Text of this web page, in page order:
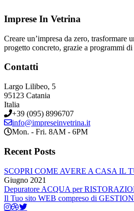
Imprese In Vetrina
Creare un’impresa da zero, trasformare
progetto concreto, grazie a programmi
Contatti
Largo Lilibeo, 5
95123 Catania
Italia
+39 (095) 8996707
info@impreseinvetrina.it
Mon. - Fri. 8AM - 6PM
Recent Posts
SCOPRI COME AVERE A CASA IL
Giugno 2021
Depuratore ACQUA per
Il Tuo sito WEB compreso di